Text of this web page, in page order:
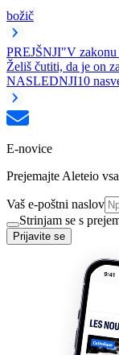
božič
PREJŠNJI"V zakonu
Želiš čutiti, da je on
NASLEDNJI10
E-novice
Prejemajte Aleteio
Vaš e-poštni naslov
Strinjam se s
Prijavite se